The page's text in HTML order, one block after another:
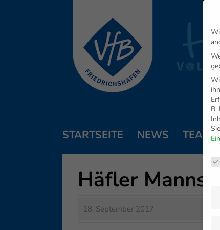
STARTSEITE NEWS TEAM
Häfler
18. September 2017
B.